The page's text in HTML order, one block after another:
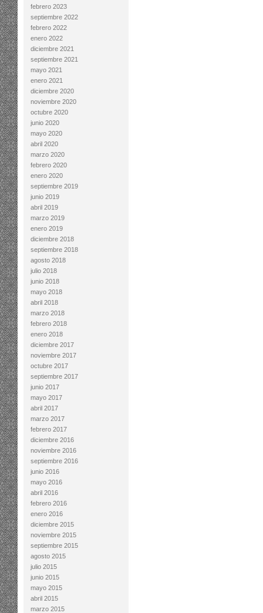
febrero 2023
septiembre 2022
febrero 2022
enero 2022
diciembre 2021
septiembre 2021
mayo 2021
enero 2021
diciembre 2020
noviembre 2020
octubre 2020
junio 2020
mayo 2020
abril 2020
marzo 2020
febrero 2020
enero 2020
septiembre 2019
junio 2019
abril 2019
marzo 2019
enero 2019
diciembre 2018
septiembre 2018
agosto 2018
julio 2018
junio 2018
mayo 2018
abril 2018
marzo 2018
febrero 2018
enero 2018
diciembre 2017
noviembre 2017
octubre 2017
septiembre 2017
junio 2017
mayo 2017
abril 2017
marzo 2017
febrero 2017
diciembre 2016
noviembre 2016
septiembre 2016
junio 2016
mayo 2016
abril 2016
febrero 2016
enero 2016
diciembre 2015
noviembre 2015
septiembre 2015
agosto 2015
julio 2015
junio 2015
mayo 2015
abril 2015
marzo 2015